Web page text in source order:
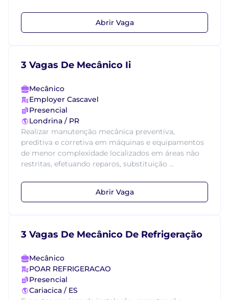
Abrir Vaga
3 Vagas De Mecânico Ii
Mecânico
Employer Cascavel
Presencial
Londrina / PR
Realizar manutenção mecânica preventiva,
preditiva e corretiva em máquinas e equipamentos
de menor complexidade localizados em áreas não
restritas, efetuando reparos, substituição ...
Abrir Vaga
3 Vagas De Mecânico De Refrigeração
Mecânico
POAR REFRIGERACAO
Presencial
Cariacica / ES